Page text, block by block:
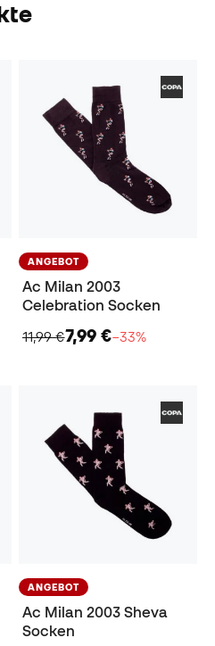
ANGEBOT
Ac Milan 2003
Celebration Socken
11,99 €7,99 €−33%
ANGEBOT
Ac Milan 2003 Sheva
Socken